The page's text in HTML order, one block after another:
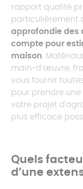
rapport qualité
particulièrement
approfondie des
compte pour
maison.
main-d’œuvre,
vous fournir
pour prendre
votre projet
plus efficace
Quels
d’une